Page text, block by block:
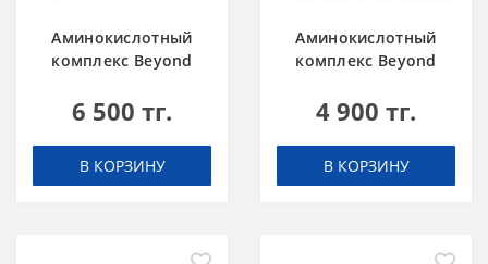
Аминокислотный
комплекс Beyond
6 500 тг.
В КОРЗИНУ
Аминокислотный
комплекс Beyond
200 г
4 900 тг.
В КОРЗИНУ